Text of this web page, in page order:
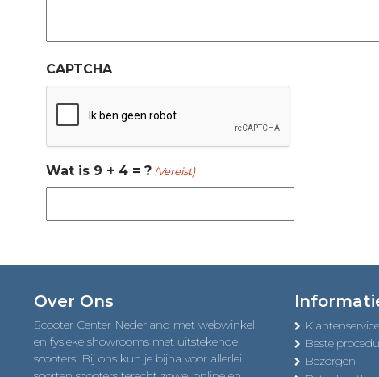
CAPTCHA
Wat is 9 + 4 = ? (Vereist)
Over Ons
Scooter Center Nederland met webwinkel
en fysieke showrooms met uitstekende
scooters. Bij ons kun je bijna voor allerlei
Klantenservice
Bezorgen